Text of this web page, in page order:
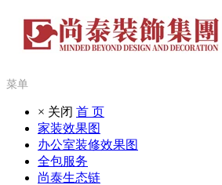
菜单
× 关闭 首 页
家装效果图
办公室装修效果图
全包服务
尚泰生态链